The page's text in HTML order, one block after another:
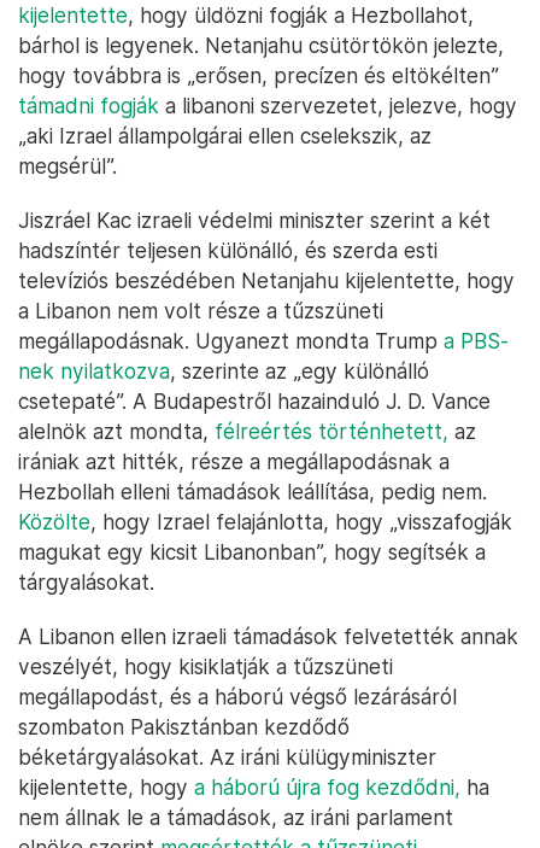
kijelentette, hogy üldözni fogják a Hezbollahot,
bárhol is legyenek. Netanjahu csütörtökön jelezte,
hogy továbbra is „erősen, precízen és eltökélten”
támadni fogják a libanoni szervezetet, jelezve, hogy
„aki Izrael állampolgárai ellen cselekszik, az
megsérül”.
Jiszráel Kac izraeli védelmi miniszter szerint a két
hadszíntér teljesen különálló, és szerda esti
televíziós beszédében Netanjahu kijelentette, hogy
a Libanon nem volt része a tűzszüneti
megállapodásnak. Ugyanezt mondta Trump a PBS-
nek nyilatkozva, szerinte az „egy különálló
csetepaté”. A Budapestről hazainduló J. D. Vance
alelnök azt mondta, félreértés történhetett, az
irániak azt hitték, része a megállapodásnak a
Hezbollah elleni támadások leállítása, pedig nem.
Közölte, hogy Izrael felajánlotta, hogy „visszafogják
magukat egy kicsit Libanonban”, hogy segítsék a
tárgyalásokat.
A Libanon ellen izraeli támadások felvetették annak
veszélyét, hogy kisiklatják a tűzszüneti
megállapodást, és a háború végső lezárásáról
szombaton Pakisztánban kezdődő
béketárgyalásokat. Az iráni külügyminiszter
kijelentette, hogy a háború újra fog kezdődni, ha
nem állnak le a támadások, az iráni parlament